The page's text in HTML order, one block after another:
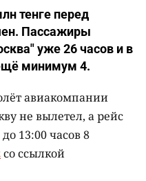
тенге перед
Пассажиры
уже 26 часов и в
минимум 4.
авиакомпании
не вылетел, а рейс
13:00 часов 8
со ссылкой